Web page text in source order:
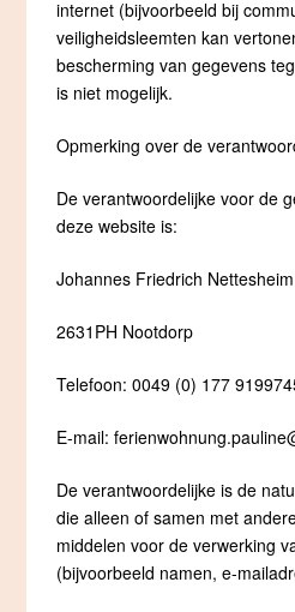
internet (bijvoorbeeld bij
veiligheidsleemten kan
bescherming van gegevens
is niet mogelijk.
Opmerking over de
De verantwoordelijke voor de
deze website is:
Johannes Friedrich
2631PH Nootdorp
Telefoon: 0049 (0) 177
E-mail:
De verantwoordelijke is de
die alleen of samen met
middelen voor de verwerking
(bijvoorbeeld namen, e-